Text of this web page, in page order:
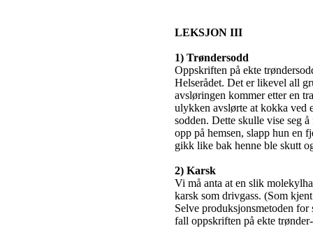
LEKSJON III
1) Trøndersodd
Oppskriften på ekte
Helserådet. Det er likevel all
avsløringen kommer etter en
ulykken avslørte at kokka ved
sodden. Dette skulle vise seg
opp på hemsen, slapp hun en
gikk like bak henne ble skutt
2) Karsk
Vi må anta at en slik
karsk som drivgass. (Som
Selve produksjonsmetoden
fall oppskriften på ekte